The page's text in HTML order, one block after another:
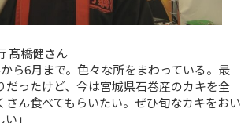
髙橋健さん
から6月まで。色々な所をまわっている。最
だったけど、今は宮城県石巻産のカキを全
さん食べてもらいたい。ぜひ旬なカキをおい
」